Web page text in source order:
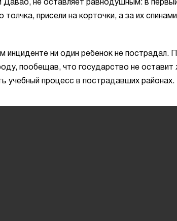
не оставляет равнодушным: в
присели на корточки, а за их
ни один ребенок не пострадал.
пообещав, что государство не оставит
учебный процесс в пострадавших районах.